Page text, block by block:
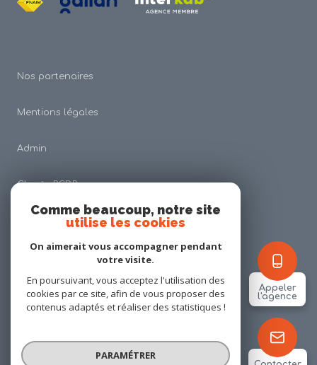
Appeler
l'agence
Nos partenaires
Mentions légales
Admin
Charte RGDP
Nos honoraires
Cookies
© 2026 | Tous droits réservés
Comme beaucoup, notre site
utilise les cookies
On aimerait vous accompagner pendant
votre visite.
En poursuivant, vous acceptez l'utilisation des
cookies par ce site, afin de vous proposer des
contenus adaptés et réaliser des statistiques !
PARAMÉTRER